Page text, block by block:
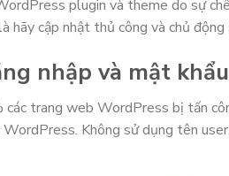
plugin và theme do sự
hãy cập nhật thủ công và chủ
nhập và mật
trang web WordPress bị tấn
Không sử dụng tên